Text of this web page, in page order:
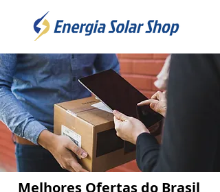
Melhores Ofertas do Brasil